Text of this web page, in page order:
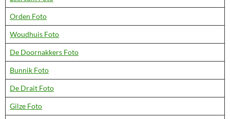
Orden Foto
Woudhuis Foto
De Doornakkers Foto
Bunnik Foto
De Drait Foto
Gilze Foto